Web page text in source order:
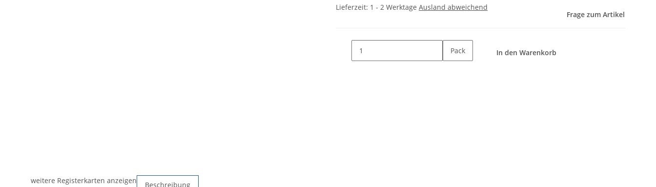
Lieferzeit: 1 - 2 Werktage Ausland abweichend
Frage zum Artikel
Pack In den Warenkorb
weitere Registerkarten anzeigen Beschreibung